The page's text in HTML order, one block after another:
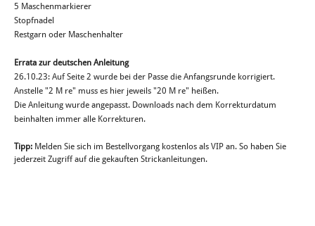
5 Maschenmarkierer
Stopfnadel
Restgarn oder Maschenhalter
Errata zur deutschen Anleitung
26.10.23: Auf Seite 2 wurde bei der Passe die Anfangsrunde korrigiert.
Anstelle "2 M re" muss es hier jeweils "20 M re" heißen.
Die Anleitung wurde angepasst. Downloads nach dem Korrekturdatum
beinhalten immer alle Korrekturen.
Tipp: Melden Sie sich im Bestellvorgang kostenlos als VIP an. So haben Sie
jederzeit Zugriff auf die gekauften Strickanleitungen.